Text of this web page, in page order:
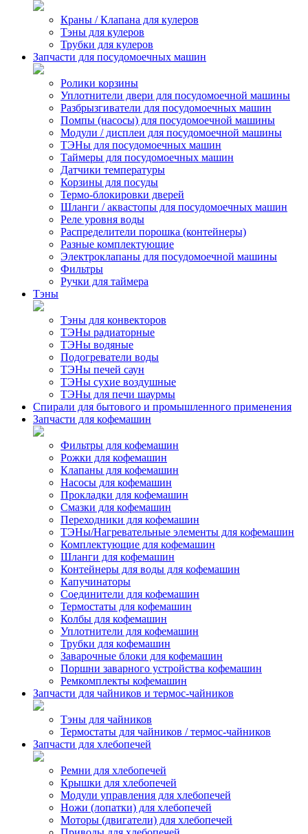
Краны / Клапана для кулеров
Тэны для кулеров
Трубки для кулеров
Запчасти для посудомоечных машин
Ролики корзины
Уплотнители двери для посудомоечной машины
Разбрызгиватели для посудомоечных машин
Помпы (насосы) для посудомоечной машины
Модули / дисплеи для посудомоечной машины
ТЭНы для посудомоечных машин
Таймеры для посудомоечных машин
Датчики температуры
Корзины для посуды
Термо-блокировки дверей
Шланги / аквастопы для посудомоечных машин
Реле уровня воды
Распределители порошка (контейнеры)
Разные комплектующие
Электроклапаны для посудомоечной машины
Фильтры
Ручки для таймера
Тэны
Тэны для конвекторов
ТЭНы радиаторные
ТЭНы водяные
Подогреватели воды
ТЭНы печей саун
ТЭНы сухие воздушные
ТЭНы для печи шаурмы
Спирали для бытового и промышленного применения
Запчасти для кофемашин
Фильтры для кофемашин
Рожки для кофемашин
Клапаны для кофемашин
Насосы для кофемашин
Прокладки для кофемашин
Смазки для кофемашин
Переходники для кофемашин
ТЭНы/Нагревательные элементы для кофемашин
Комплектующие для кофемашин
Шланги для кофемашин
Контейнеры для воды для кофемашин
Капучинаторы
Соединители для кофемашин
Термостаты для кофемашин
Колбы для кофемашин
Уплотнители для кофемашин
Трубки для кофемашин
Заварочные блоки для кофемашин
Поршни заварного устройства кофемашин
Ремкомплекты кофемашин
Запчасти для чайников и термос-чайников
Тэны для чайников
Термостаты для чайников / термос-чайников
Запчасти для хлебопечей
Ремни для хлебопечей
Крышки для хлебопечей
Модули управления для хлебопечей
Ножи (лопатки) для хлебопечей
Моторы (двигатели) для хлебопечей